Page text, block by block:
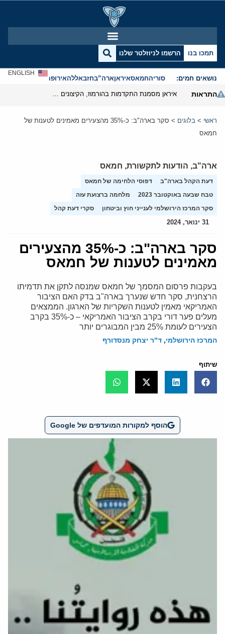
תמכו בנו הרשמו לניוזלטר שלנו
נושאים חמים: סוריהחמאסאיראןארה”בחזבאללהאירופהאנטישמיות
ENGLISH
התראות
ראשי > בלוגים >
סקר בארה"ב: כ-35% מהצעירים מאמינים לטענות של
חמאס
ארה"ב, הודעות לתקשורת, חמאס
דעת הקהל בארה"ב
דפוסי הלחימה של חמאס
טבח שבעה באוקטובר 2023
מלחמה ברצועת עזה
סקר המרכז הירושלמי לענייני חוץ וביטחון
סקרי דעת קהל
31 ינואר, 2024
סקר בארה"ב: כ-35% מהצעירים
מאמינים לטענות של חמאס
בעקבות פרסום המסמך של חמאס שמנסה לתקן את תדמיתו
הרצחנית, סקר חדש שנערך בארה"ב בדק האם הציבור
האמריקאי מאמין לטענות השקריות של הארגון. הממצאים
מעלים פער דורי בקרב הציבור האמריקאי – כ-35% בקרב
הצעירים לעומת 25% מבין המבוגרים יותר
המרכז הירושלמי, ד"ר יצחק מנסדורף
שיתוף
הוסף למקורות המועדפים של Google